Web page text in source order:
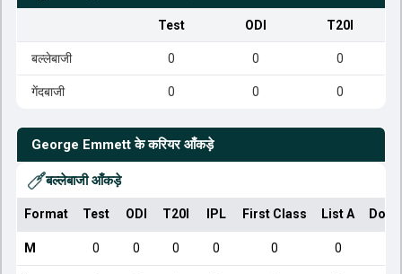
Test ODI T20I
बल्लेबाजी 0 0 0
गेंदबाजी 0 0 0
George Emmett के करियर आँकड़े
बल्लेबाजी आँकड़े
Format Test ODI T20I IPL First Class List A
M 0 0 0 0 0 0